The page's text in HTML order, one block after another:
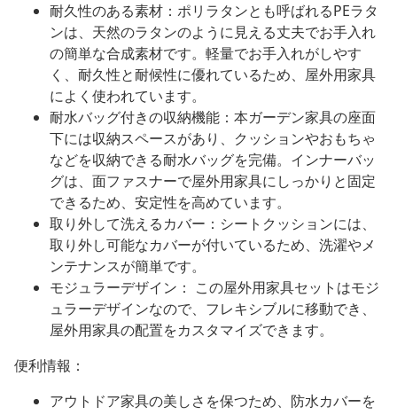
耐久性のある素材：ポリラタンとも呼ばれるPEラタ
ンは、天然のラタンのように見える丈夫でお手入れ
の簡単な合成素材です。軽量でお手入れがしやす
く、耐久性と耐候性に優れているため、屋外用家具
によく使われています。
耐水バッグ付きの収納機能：本ガーデン家具の座面
下には収納スペースがあり、クッションやおもちゃ
などを収納できる耐水バッグを完備。インナーバッ
グは、面ファスナーで屋外用家具にしっかりと固定
できるため、安定性を高めています。
取り外して洗えるカバー：シートクッションには、
取り外し可能なカバーが付いているため、洗濯やメ
ンテナンスが簡単です。
モジュラーデザイン： この屋外用家具セットはモジ
ュラーデザインなので、フレキシブルに移動でき、
屋外用家具の配置をカスタマイズできます。
便利情報：
アウトドア家具の美しさを保つため、防水カバーを